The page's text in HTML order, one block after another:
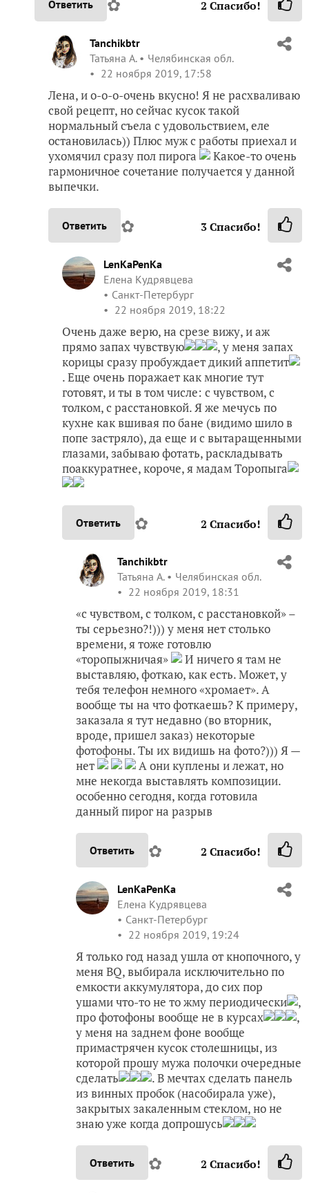
Ответить ✿ 2 Спасибо!
Tanchikbtr
Татьяна А.
Челябинская обл.
22 ноября 2019, 17:58
Лена, и о-о-о-очень вкусно! Я не расхваливаю
свой рецепт, но сейчас кусок такой
нормальный съела с удовольствием, еле
остановилась)) Плюс муж с работы приехал и
ухомячил сразу пол пирога
Какое-то очень
гармоничное сочетание получается у данной
выпечки.
Ответить ✿ 3Спасибо!
LenKaPenKa
Елена Кудрявцева
Санкт-Петербург
22 ноября 2019, 18:22
Очень даже верю, на срезе вижу, и аж
прямо запах чувствую
, у меня запах
корицы сразу пробуждает дикий аппетит
. Еще очень поражает как многие тут
готовят, и ты в том числе: с чувством, с
толком, с расстановкой. Я же мечусь по
кухне как вшивая по бане (видимо шило в
попе застряло), да еще и с вытаращенными
глазами, забываю фотать, раскладывать
поаккуратнее, короче, я мадам Торопыга
Ответить ✿ 2 Спасибо!
Tanchikbtr
Татьяна А.
Челябинская обл.
22 ноября 2019, 18:31
«с чувством, с толком, с расстановкой» –
ты серьезно?!))) у меня нет столько
времени, я тоже готовлю
«торопыжничая»
И ничего я там не
выставляю, фоткаю, как есть. Может, у
тебя телефон немного «хромает». А
вообще ты на что фоткаешь? К примеру,
заказала я тут недавно (во вторник,
вроде, пришел заказ) некоторые
фотофоны. Ты их видишь на фото?))) Я —
нет
А они куплены и лежат, но
мне некогда выставлять композиции.
особенно сегодня, когда готовила
данный пирог на разрыв
Ответить ✿ 2 Спасибо!
LenKaPenKa
Елена Кудрявцева
Санкт-Петербург
22 ноября 2019, 19:24
Я только год назад ушла от кнопочного, у
меня BQ, выбирала исключительно по
емкости аккумулятора, до сих пор
ушами что-то не то жму периодически
,
про фотофоны вообще не в курсах
,
у меня на заднем фоне вообще
примастрячен кусок столешницы, из
которой прошу мужа полочки очередные
сделать
. В мечтах сделать панель
из винных пробок (насобирала уже),
закрытых закаленным стеклом, но не
знаю уже когда допрошусь
Ответить ✿ 2 Спасибо!